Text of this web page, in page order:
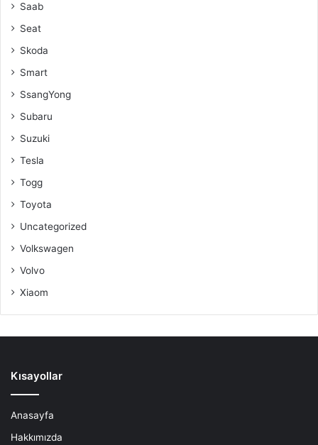
Saab
Seat
Skoda
Smart
SsangYong
Subaru
Suzuki
Tesla
Togg
Toyota
Uncategorized
Volkswagen
Volvo
Xiaom
Kısayollar
Anasayfa
Hakkımızda